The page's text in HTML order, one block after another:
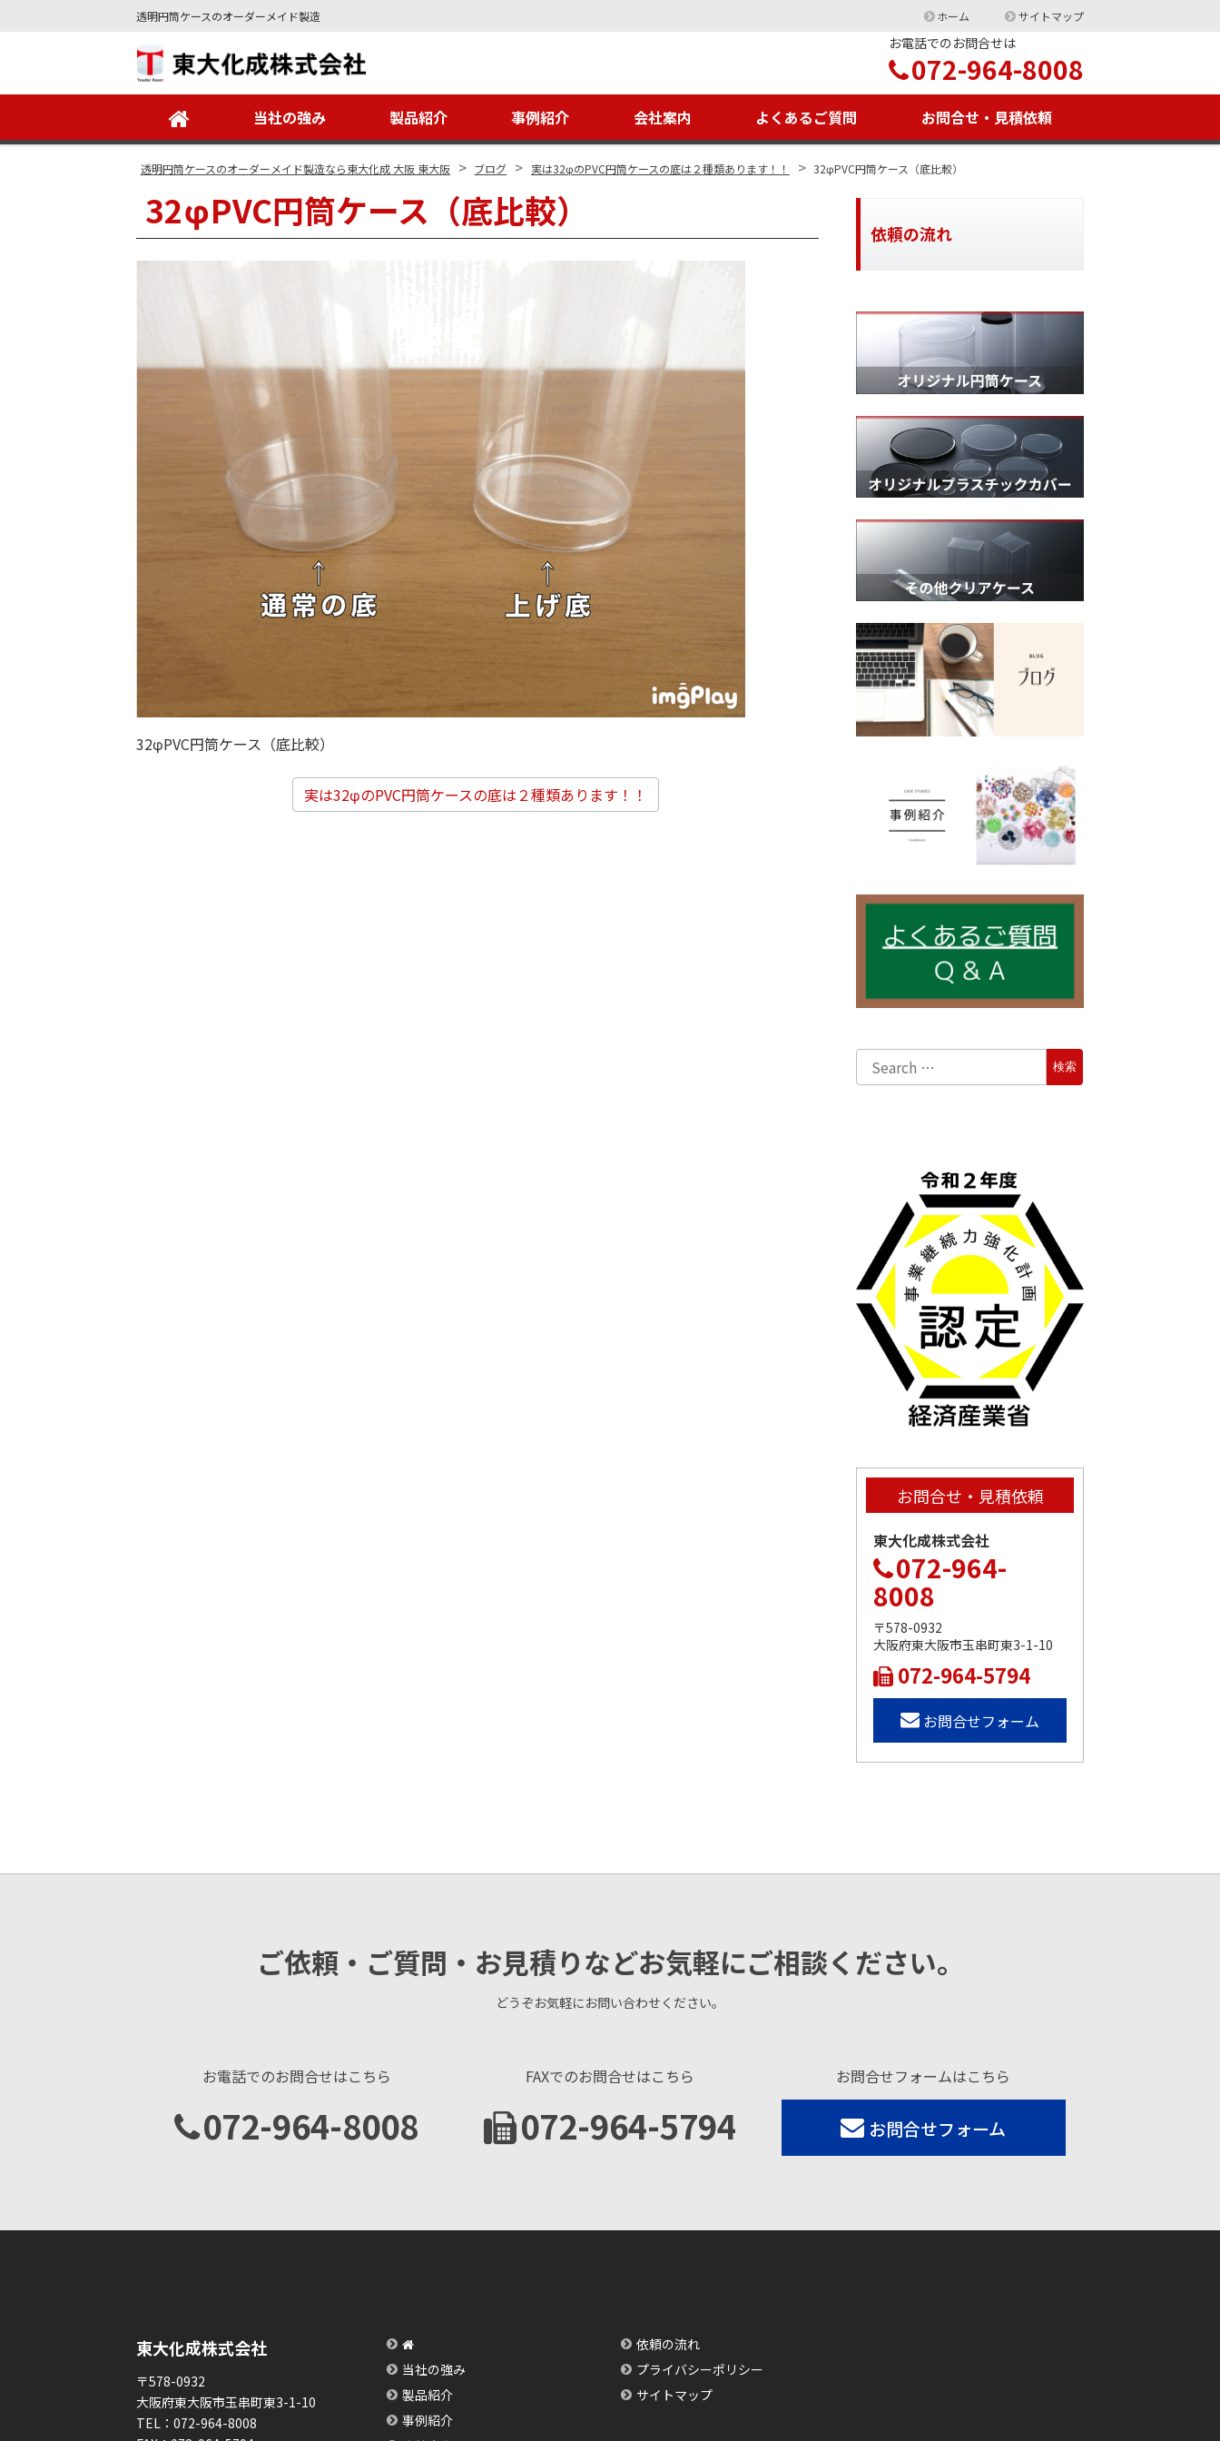
透明円筒ケースのオーダーメイド製造 ホーム サイトマップ
お電話でのお問合せは
072-964-8008
当社の強み 製品紹介 事例紹介 会社案内 よくあるご質問 お問合せ・見積依頼
透明円筒ケースのオーダーメイド製造なら東大化成 大阪 東大阪 > ブログ > 実は32φのPVC円筒ケースの底は２種類あります！！ > 32φPVC円筒ケース（底比較）
32φPVC円筒ケース（底比較）
32φPVC円筒ケース（底比較）
実は32φのPVC円筒ケースの底は２種類あります！！
依頼の流れ
お問合せ・見積依頼
東大化成株式会社
072-964-
8008
〒578-0932
大阪府東大阪市玉串町東3-1-10
072-964-5794
お問合せフォーム
ご依頼・ご質問・お見積りなどお気軽にご相談ください。
どうぞお気軽にお問い合わせください。
お電話でのお問合せはこちら
072-964-8008
FAXでのお問合せはこちら
072-964-5794
お問合せフォームはこちら
お問合せフォーム
東大化成株式会社
〒578-0932
大阪府東大阪市玉串町東3-1-10
TEL： 072-964-8008
当社の強み
製品紹介
事例紹介
依頼の流れ
プライバシーポリシー
サイトマップ